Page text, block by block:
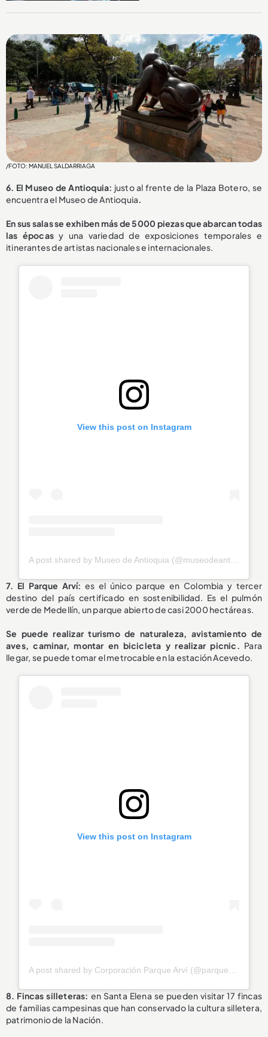
/FOTO: MANUEL SALDARRIAGA
6. El Museo de Antioquia: justo al frente de la Plaza Botero, se
encuentra el Museo de Antioquia.
En sus salas se exhiben más de 5000 piezas que abarcan todas
las épocas y una variedad de exposiciones temporales e
itinerantes de artistas nacionales e internacionales.
View this post on Instagram
7. El Parque Arví:es el único parque en Colombia y tercer
destino del país certificado en sostenibilidad. Es el pulmón
verde de Medellín, un parque abierto de casi 2000 hectáreas.
Se puede realizar turismo de naturaleza, avistamiento de
aves, caminar, montar en bicicleta y realizar picnic. Para
llegar, se puede tomar el metrocable en la estación Acevedo.
View this post on Instagram
8. Fincas silleteras: en Santa Elena se pueden visitar 17 fincas
de familias campesinas que han conservado la cultura silletera,
patrimonio de la Nación.